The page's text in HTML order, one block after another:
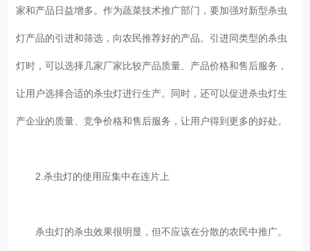
家和产品日益增多。作为蔬菜技术推广部门，要加强对新型杀虫
灯产品的引进和筛选，向农民推荐好的产品。引进同类型的杀虫
灯时，可以选择几家厂家比较产品质量、产品价格和售后服务，
让用户选择合适的杀虫灯进行生产。同时，还可以促进杀虫灯生
产企业的质量、竞争价格和售后服务，让用户得到更多的好处。
2.杀虫灯的使用应集中在连片上
杀虫灯的杀虫效果很明显，但不应该在分散的农民中推广。